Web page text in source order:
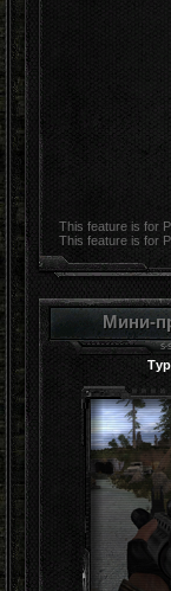
This feature is for
This feature is for
Мини-